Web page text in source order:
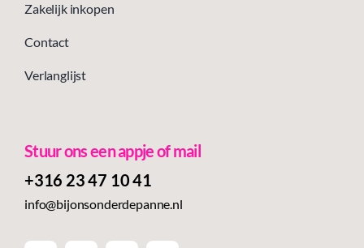
Zakelijk inkopen
Contact
Verlanglijst
Stuur ons een appje of mail
+316 23 47 10 41‬
info@bijonsonderdepanne.nl